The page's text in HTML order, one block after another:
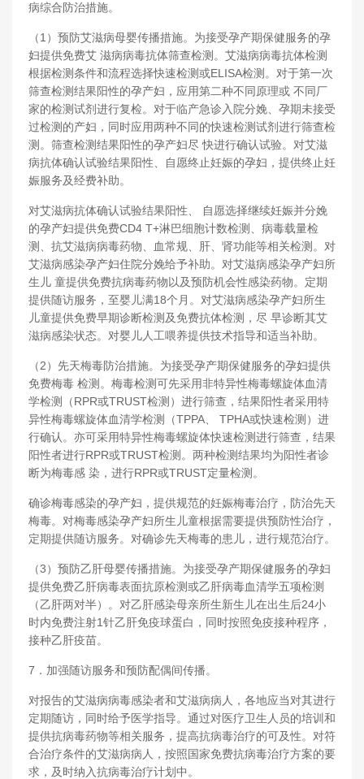
病综合防治措施。
（1）预防艾滋病母婴传播措施。为接受孕产期保健服务的孕
妇提供免费艾 滋病病毒抗体筛查检测。艾滋病病毒抗体检测
根据检测条件和流程选择快速检测或ELISA检测。对于第一次
筛查检测结果阳性的孕产妇，应用第二种不同原理或 不同厂
家的检测试剂进行复检。对于临产急诊入院分娩、孕期未接受
过检测的产妇，同时应用两种不同的快速检测试剂进行筛查检
测。筛查检测结果阳性的孕产妇尽 快进行确认试验。对艾滋
病抗体确认试验结果阳性、自愿终止妊娠的孕妇，提供终止妊
娠服务及经费补助。
对艾滋病抗体确认试验结果阳性、 自愿选择继续妊娠并分娩
的孕产妇提供免费CD4 T+淋巴细胞计数检测、病毒载量检
测、抗艾滋病病毒药物、血常规、肝、肾功能等相关检测。对
艾滋病感染孕产妇住院分娩给予补助。对艾滋病感染孕产妇所
生儿 童提供免费抗病毒药物以及预防机会性感染药物。定期
提供随访服务，至婴儿满18个月。对艾滋病感染孕产妇所生
儿童提供免费早期诊断检测及免费抗体检测，尽 早诊断其艾
滋病感染状态。对婴儿人工喂养提供技术指导和适当补助。
（2）先天梅毒防治措施。为接受孕产期保健服务的孕妇提供
免费梅毒 检测。梅毒检测可先采用非特异性梅毒螺旋体血清
学检测（RPR或TRUST检测）进行筛查，结果阳性者采用特
异性梅毒螺旋体血清学检测（TPPA、 TPHA或快速检测）进
行确认。亦可采用特异性梅毒螺旋体快速检测进行筛查，结果
阳性者进行RPR或TRUST检测。两种检测结果均为阳性者诊
断为梅毒感 染，进行RPR或TRUST定量检测。
确诊梅毒感染的孕产妇，提供规范的妊娠梅毒治疗，防治先天
梅毒。对梅毒感染孕产妇所生儿童根据需要提供预防性治疗，
定期提供随访服务。对确诊先天梅毒的患儿，进行规范治疗。
（3）预防乙肝母婴传播措施。为接受孕产期保健服务的孕妇
提供免费乙肝病毒表面抗原检测或乙肝病毒血清学五项检测
（乙肝两对半）。对乙肝感染母亲所生新生儿在出生后24小
时内免费注射1针乙肝免疫球蛋白，同时按照免疫接种程序，
接种乙肝疫苗。
7．加强随访服务和预防配偶间传播。
对报告的艾滋病病毒感染者和艾滋病病人，各地应当对其进行
定期随访，同时给予医学指导。通过对医疗卫生人员的培训和
提供抗病毒药物等相关服务，提高抗病毒治疗的可及性。对符
合治疗条件的艾滋病病人，按照国家免费抗病毒治疗方案的要
求，及时纳入抗病毒治疗计划中。